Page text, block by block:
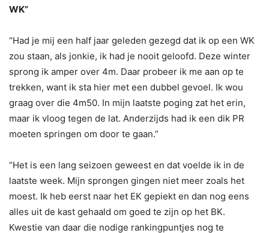
WK”
“Had je mij een half jaar geleden gezegd dat ik op een WK
zou staan, als jonkie, ik had je nooit geloofd. Deze winter
sprong ik amper over 4m. Daar probeer ik me aan op te
trekken, want ik sta hier met een dubbel gevoel. Ik wou
graag over die 4m50. In mijn laatste poging zat het erin,
maar ik vloog tegen de lat. Anderzijds had ik een dik PR
moeten springen om door te gaan.”
“Het is een lang seizoen geweest en dat voelde ik in de
laatste week. Mijn sprongen gingen niet meer zoals het
moest. Ik heb eerst naar het EK gepiekt en dan nog eens
alles uit de kast gehaald om goed te zijn op het BK.
Kwestie van daar die nodige rankingpuntjes nog te